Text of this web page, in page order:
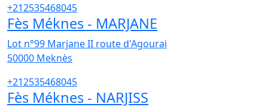
+212535468045
Fès Méknes - MARJANE
Lot n°99 Marjane II route d'Agourai
50000 Meknès
+212535468045
Fès Méknes - NARJISS